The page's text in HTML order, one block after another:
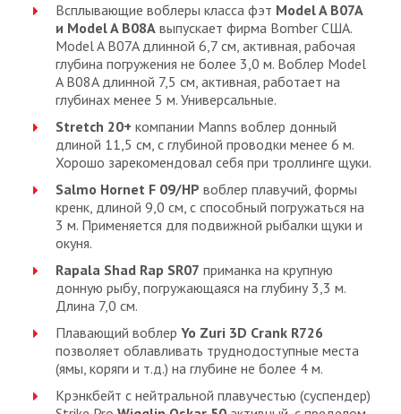
Всплывающие воблеры класса фэт Model A B07A
и Model A B08A выпускает фирма Bomber США.
Model A B07A длинной 6,7 см, активная, рабочая
глубина погружения не более 3,0 м. Воблер Model
A B08A длинной 7,5 см, активная, работает на
глубинах менее 5 м. Универсальные.
Stretch 20+ компании Manns воблер донный
длиной 11,5 см, с глубиной проводки менее 6 м.
Хорошо зарекомендовал себя при троллинге щуки.
Salmo Hornet F 09/HP воблер плавучий, формы
кренк, длиной 9,0 см, с способный погружаться на
3 м. Применяется для подвижной рыбалки щуки и
окуня.
Rapala Shad Rap SR07 приманка на крупную
донную рыбу, погружающаяся на глубину 3,3 м.
Длина 7,0 см.
Плавающий воблер Yo Zuri 3D Crank R726
позволяет облавливать труднодоступные места
(ямы, коряги и т.д.) на глубине не более 4 м.
Крэнкбейт с нейтральной плавучестью (суспендер)